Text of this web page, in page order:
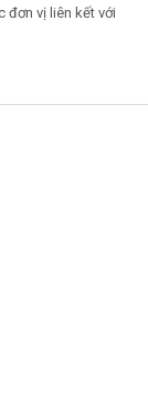
đơn vị liên kết với